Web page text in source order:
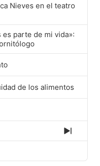
Nieves en el teatro
es parte de mi vida»:
de los alimentos
Next